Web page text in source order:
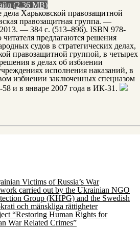
(2.36 MB)
дела Харьковской правозащитной
правозащитная группа. —
— 384 с. (513–896). ISBN 978-
предлагаются решения
судов в стратегических делах,
правозащитной группой, в четырех
в делах об избиении
исполнения наказаний, в
избиении заключенных спецназом
и в январе 2007 года в ИК-31.
Victims of Russia’s War
carried out by the Ukrainian NGO
Group (KHPG) and the Swedish
och mänskliga rättigheter
“Restoring Human Rights for
War Related Crimes”